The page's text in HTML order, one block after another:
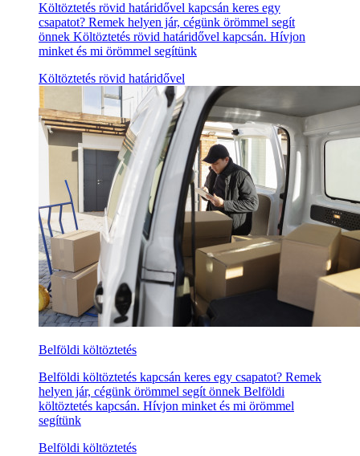
Költöztetés rövid határidővel kapcsán keres egy
csapatot? Remek helyen jár, cégünk örömmel segít
önnek Költöztetés rövid határidővel kapcsán. Hívjon
minket és mi örömmel segítünk
Költöztetés rövid határidővel
Belföldi költöztetés
Belföldi költöztetés kapcsán keres egy csapatot? Remek
helyen jár, cégünk örömmel segít önnek Belföldi
költöztetés kapcsán. Hívjon minket és mi örömmel
segítünk
Belföldi költöztetés